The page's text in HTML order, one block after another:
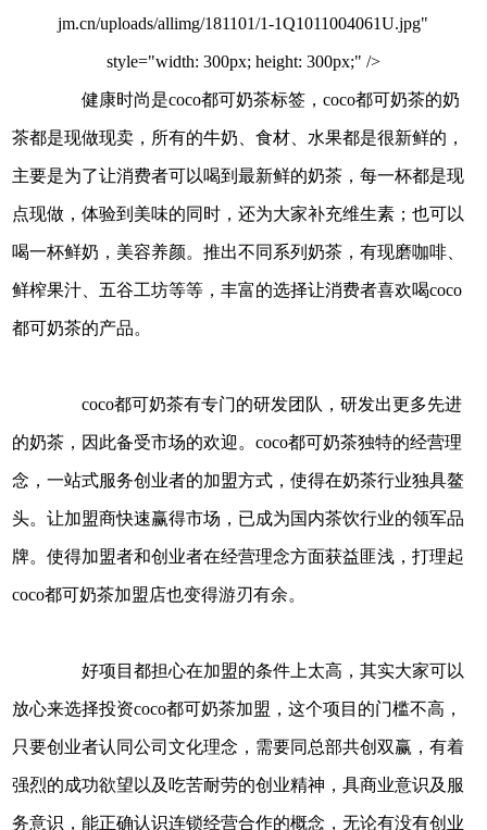
jm.cn/uploads/allimg/181101/1-1Q1011004061U.jpg"
style="width: 300px; height: 300px;" />
健康时尚是coco都可奶茶标签，coco都可奶茶的奶
茶都是现做现卖，所有的牛奶、食材、水果都是很新鲜的，
主要是为了让消费者可以喝到最新鲜的奶茶，每一杯都是现
点现做，体验到美味的同时，还为大家补充维生素；也可以
喝一杯鲜奶，美容养颜。推出不同系列奶茶，有现磨咖啡、
鲜榨果汁、五谷工坊等等，丰富的选择让消费者喜欢喝coco
都可奶茶的产品。
coco都可奶茶有专门的研发团队，研发出更多先进
的奶茶，因此备受市场的欢迎。coco都可奶茶独特的经营理
念，一站式服务创业者的加盟方式，使得在奶茶行业独具鳌
头。让加盟商快速赢得市场，已成为国内茶饮行业的领军品
牌。使得加盟者和创业者在经营理念方面获益匪浅，打理起
coco都可奶茶加盟店也变得游刃有余。
好项目都担心在加盟的条件上太高，其实大家可以
放心来选择投资coco都可奶茶加盟，这个项目的门槛不高，
只要创业者认同公司文化理念，需要同总部共创双赢，有着
强烈的成功欲望以及吃苦耐劳的创业精神，具商业意识及服
务意识，能正确认识连锁经营合作的概念，无论有没有创业